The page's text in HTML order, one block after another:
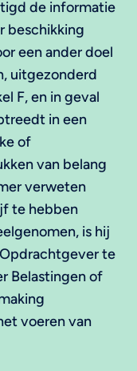
de informatie
beschikking
een ander doel
uitgezonderd
F, en in geval
in een
of
van belang
verweten
te hebben
is hij
te
Belastingen of
voeren van